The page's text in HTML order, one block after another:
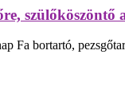
szülőköszöntő
Fa bortartó,